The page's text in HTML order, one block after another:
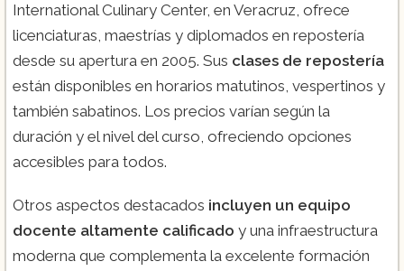
International Culinary Center, en Veracruz, ofrece
licenciaturas, maestrías y diplomados en repostería
desde su apertura en 2005. Sus clases de repostería
están disponibles en horarios matutinos, vespertinos y
también sabatinos. Los precios varían según la
duración y el nivel del curso, ofreciendo opciones
accesibles para todos.
Otros aspectos destacados incluyen un equipo
docente altamente calificado y una infraestructura
moderna que complementa la excelente formación